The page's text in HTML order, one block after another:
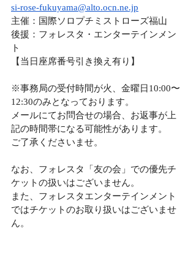
si-rose-fukuyama@alto.ocn.ne.jp
主催：国際ソロプチミストローズ福山
後援：フォレスタ・エンターテインメン
ト
【当日座席番号引き換え有り】
※事務局の受付時間が火、金曜日10:00〜
12:30のみとなっております。
メールにてお問合せの場合、お返事が上
記の時間帯になる可能性があります。
ご了承くださいませ。
なお、フォレスタ「友の会」での優先チ
ケットの扱いはございません。
また、フォレスタエンターテインメント
ではチケットのお取り扱いはございませ
ん。